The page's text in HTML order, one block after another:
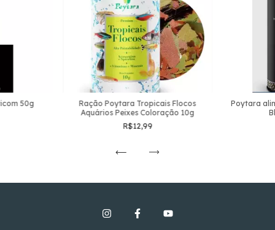
50g
Ração Poytara Tropicais Flocos
Aquários Peixes Coloração 10g
R$12,99
Poytara